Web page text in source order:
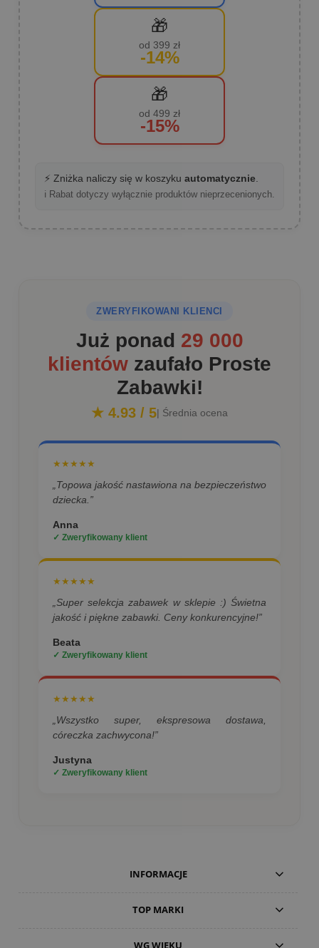
🎁
od 399 zł
-14%
🎁
od 499 zł
-15%
⚡ Zniżka naliczy się w koszyku automatycznie
ℹ️ Rabat dotyczy wyłącznie produktów nieprzecenionych.
ZWERYFIKOWANI KLIENCI
Już ponad 29 000
klientów zaufało Proste
Zabawki!
★ 4.93 / 5| Średnia ocena
★★★★★
„Topowa jakość nastawiona na bezpieczeństwo
dziecka.”
Anna
✓ Zweryfikowany klient
★★★★★
„Super selekcja zabawek w sklepie :) Świetna
jakość i piękne zabawki. Ceny konkurencyjne!”
Beata
✓ Zweryfikowany klient
★★★★★
„Wszystko super, ekspresowa dostawa,
córeczka zachwycona!”
Justyna
✓ Zweryfikowany klient
INFORMACJE
TOP MARKI
WG WIEKU